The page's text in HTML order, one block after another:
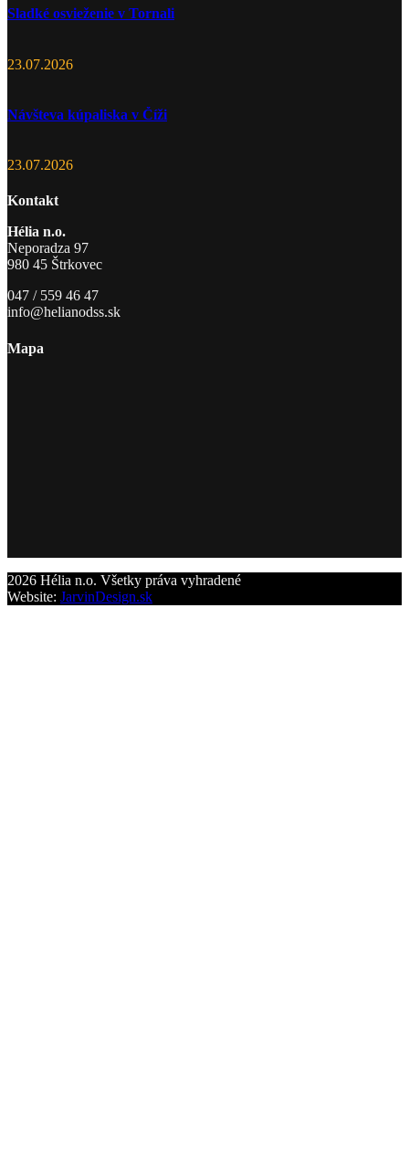
Sladké osvieženie v Tornali
23.07.2026
Návšteva kúpaliska v Číži
23.07.2026
Kontakt
Hélia n.o.
Neporadza 97
980 45 Štrkovec
047 / 559 46 47
info@helianodss.sk
Mapa
2026 Hélia n.o. Všetky práva vyhradené
Website: JarvinDesign.sk